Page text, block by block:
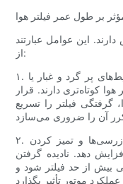
این عوامل عبارتند
از:
۱. شرایط رانندگی: وسایل نقلیه‌ای که در محیط‌های پر گرد و غبار یا
کوتاه‌تری دارند. قرار
فیلتر را تسریع
۲. دفعات نگهداری: نگهداری منظم، شامل بازرسی‌ها و تمیز کردن
دهد. نادیده گرفتن
بیش از حد فیلتر شود و